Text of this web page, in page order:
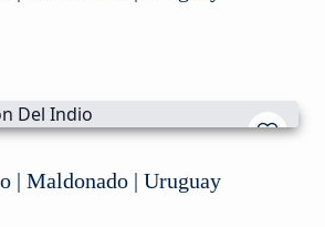
| Maldonado | Uruguay